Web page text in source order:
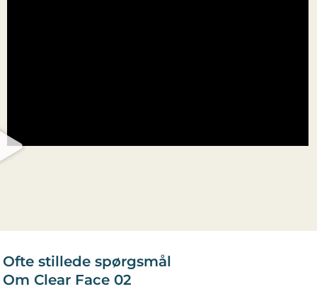
Ofte stillede spørgsmål
Om Clear Face 02